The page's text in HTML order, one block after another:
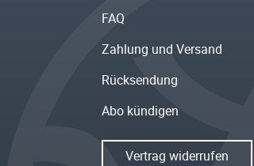
FAQ
Zahlung und Versand
Rücksendung
Abo kündigen
Vertrag widerrufen